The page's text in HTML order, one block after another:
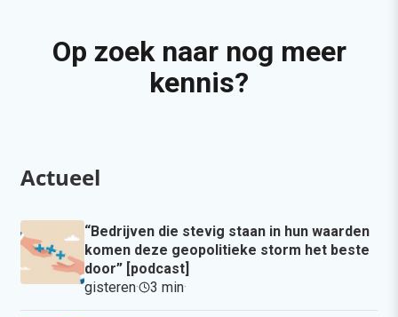
Op zoek naar nog meer
kennis?
Actueel
“Bedrijven die stevig staan in hun waarden
komen deze geopolitieke storm het beste
door” [podcast]
gisteren· 3 min·